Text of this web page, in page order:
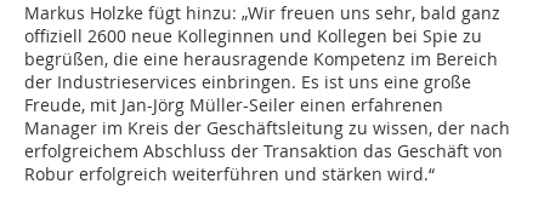
Markus Holzke fügt hinzu: „Wir freuen uns sehr, bald ganz
offiziell 2600 neue Kolleginnen und Kollegen bei Spie zu
begrüßen, die eine herausragende Kompetenz im Bereich
der Industrieservices einbringen. Es ist uns eine große
Freude, mit Jan-Jörg Müller-Seiler einen erfahrenen
Manager im Kreis der Geschäftsleitung zu wissen, der nach
erfolgreichem Abschluss der Transaktion das Geschäft von
Robur erfolgreich weiterführen und stärken wird.“